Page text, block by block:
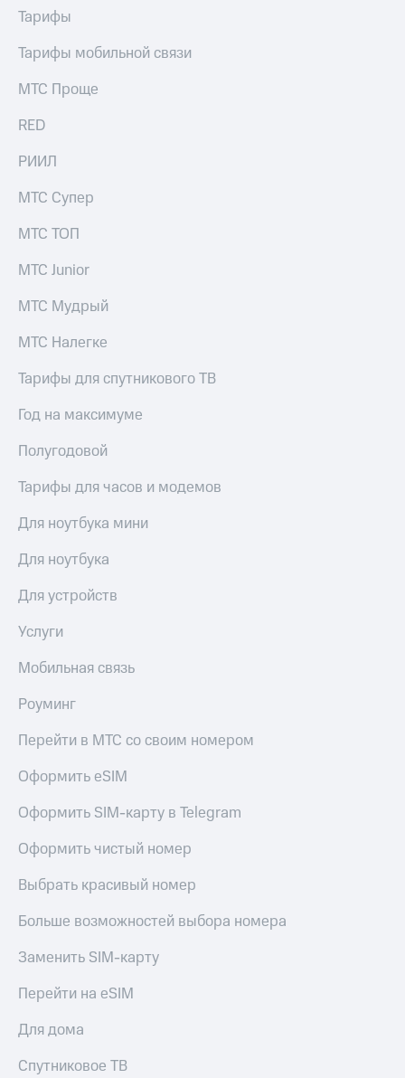
Тарифы
Тарифы мобильной связи
МТС Проще
RED
РИИЛ
МТС Супер
МТС ТОП
МТС Junior
МТС Мудрый
МТС Налегке
Тарифы для спутникового ТВ
Год на максимуме
Полугодовой
Тарифы для часов и модемов
Для ноутбука мини
Для ноутбука
Для устройств
Услуги
Мобильная связь
Роуминг
Перейти в МТС со своим номером
Оформить eSIM
Оформить SIM-карту в Telegram
Оформить чистый номер
Выбрать красивый номер
Больше возможностей выбора номера
Заменить SIM-карту
Перейти на eSIM
Для дома
Спутниковое ТВ